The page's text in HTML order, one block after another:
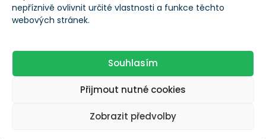
nepříznivě ovlivnit určité vlastnosti a funkce těchto
webových stránek.
Souhlasím
Přijmout nutné cookies
Zobrazit předvolby
Výhody
Americká ETF pro retail investory
Nevýhody
Nenabízí forex ani CFD